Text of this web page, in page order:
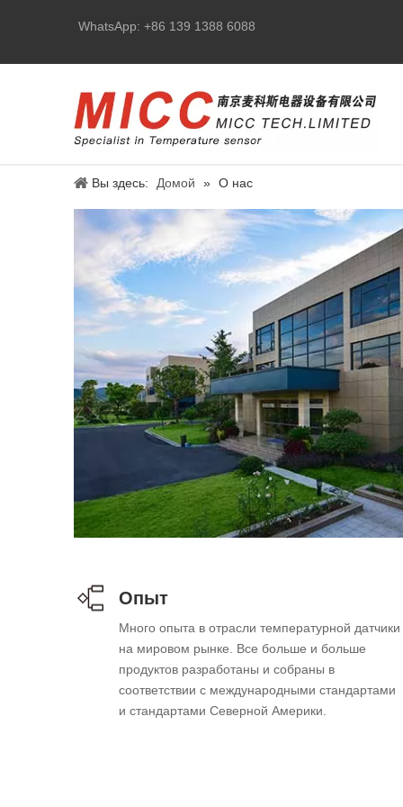
WhatsApp: +86 139 1388 6088
Вы здесь: Домой » О нас
Опыт
Много опыта в отрасли температурной датчики
на мировом рынке. Все больше и больше
продуктов разработаны и собраны в
соответствии с международными стандартами
и стандартами Северной Америки.